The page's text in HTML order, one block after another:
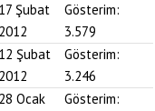
17 Şubat
2012
Gösterim:
3.579
12 Şubat
2012
Gösterim:
3.246
28 Ocak
Gösterim: